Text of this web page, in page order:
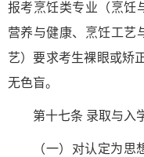
报考烹饪类专业（烹饪
营养与健康、烹饪工艺
艺）要求考生裸眼或矫
无色盲。
第十七条 录取与入
（一）对认定为